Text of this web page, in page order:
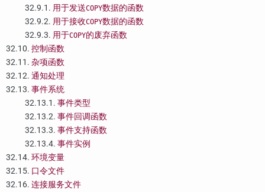
32.9.1. 用于发送COPY数据的函数
32.9.2. 用于接收COPY数据的函数
32.9.3. 用于COPY的废弃函数
32.10. 控制函数
32.11. 杂项函数
32.12. 通知处理
32.13. 事件系统
32.13.1. 事件类型
32.13.2. 事件回调函数
32.13.3. 事件支持函数
32.13.4. 事件实例
32.14. 环境变量
32.15. 口令文件
32.16. 连接服务文件